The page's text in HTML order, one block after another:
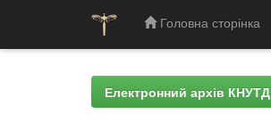
Головна сторінка
Електронний архів КНУТД